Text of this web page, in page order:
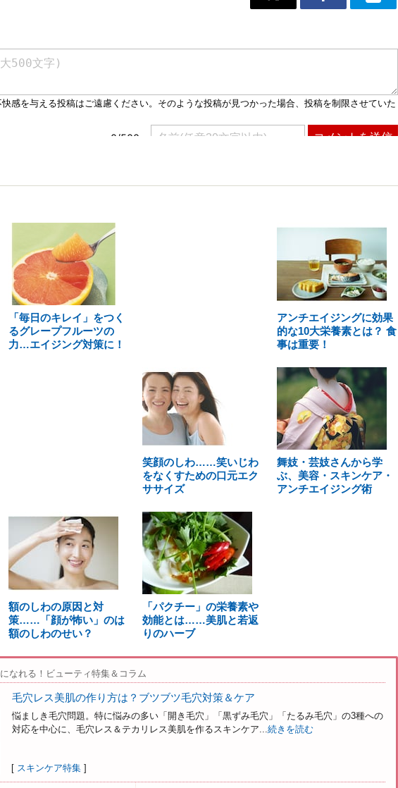
「毎日のキレイ」をつく
るグレープフルーツの
力…エイジング対策に！
アンチエイジングに効果
的な10大栄養素とは？ 食
事は重要！
笑顔のしわ……笑いじわ
をなくすための口元エク
ササイズ
舞妓・芸妓さんから学
ぶ、美容・スキンケア・
アンチエイジング術
額のしわの原因と対
策……「顔が怖い」のは
額のしわのせい？
「パクチー」の栄養素や
効能とは……美肌と若返
りのハーブ
なれる！ビューティ特集＆コラム
毛穴レス美肌の作り方は？ブツブツ毛穴対策＆ケア
悩ましき毛穴問題。特に悩みの多い「開き毛穴」「黒ずみ毛穴」「たるみ毛穴」の3種への
対応を中心に、毛穴レス＆テカリレス美肌を作るスキンケア...続きを読む
[ スキンケア特集 ]